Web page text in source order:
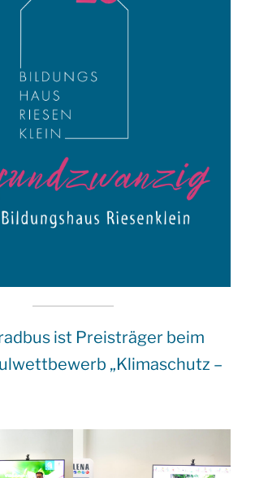
ist Preisträger beim
„Klimaschutz –